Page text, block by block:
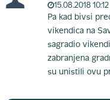
15.08.2018 10:12
Pa kad bivsi
vikendica na
sagradio
zabranjena
su unistili ovu